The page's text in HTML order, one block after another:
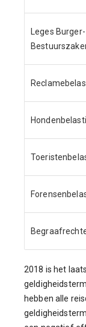
Leges
2018 is het
hebben alle